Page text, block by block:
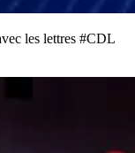
les lettres #CDL